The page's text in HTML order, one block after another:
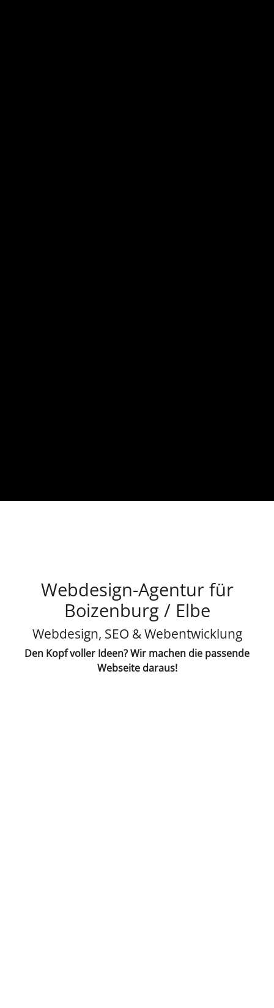
Webdesign-Agentur für
Boizenburg / Elbe
Webdesign, SEO & Webentwicklung
Den Kopf voller Ideen? Wir machen die passende
Webseite daraus!